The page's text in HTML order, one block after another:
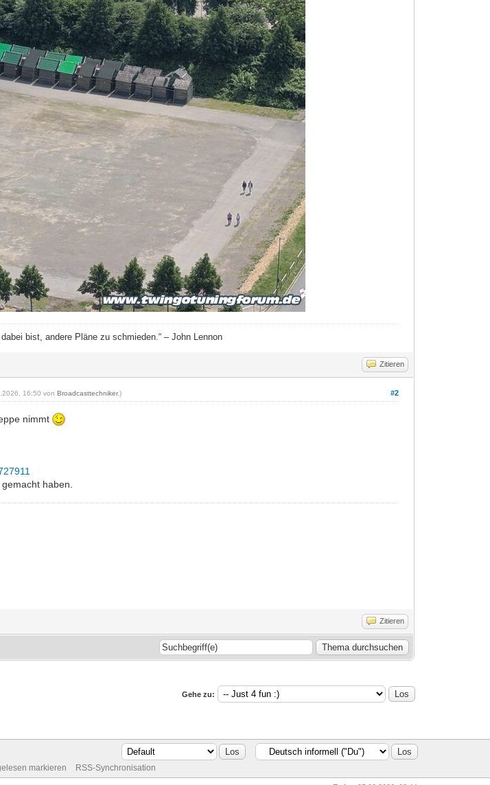
bist, andere Pläne zu schmieden.“ – John Lennon
Zitieren
#2
16:50 vonBroadcasttechniker.)
nimmt
haben.
Zitieren
Gehe zu:
markieren RSS-Synchronisation